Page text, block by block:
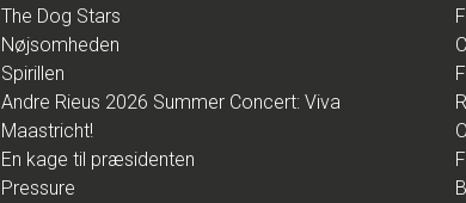
The Dog Stars
Nøjsomheden
Spirillen
Andre Rieus 2026 Summer Concert: Viva
Maastricht!
En kage til præsidenten
Pressure